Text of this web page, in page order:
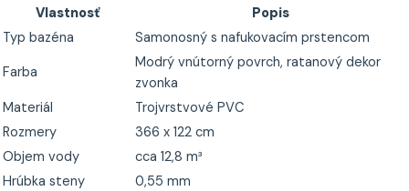
Vlastnosť
Popis
Typ bazéna
Samonosný s nafukovacím prstencom
Farba
Modrý vnútorný povrch, ratanový dekor
zvonka
Materiál
Trojvrstvové PVC
Rozmery
366 x 122 cm
Objem vody
cca 12,8 m³
Hrúbka steny
0,55 mm